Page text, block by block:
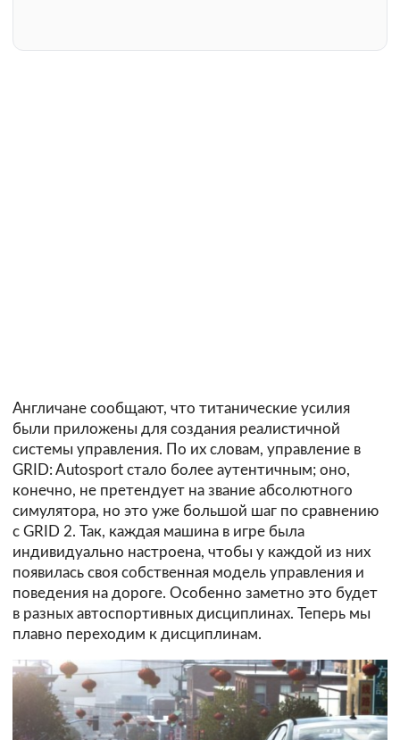
Англичане сообщают, что титанические усилия
были приложены для создания реалистичной
системы управления. По их словам, управление в
GRID: Autosport стало более аутентичным; оно,
конечно, не претендует на звание абсолютного
симулятора, но это уже большой шаг по сравнению
с GRID 2. Так, каждая машина в игре была
индивидуально настроена, чтобы у каждой из них
появилась своя собственная модель управления и
поведения на дороге. Особенно заметно это будет
в разных автоспортивных дисциплинах. Теперь мы
плавно переходим к дисциплинам.